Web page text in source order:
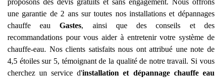
proposons des devis gratuits et sans engagement. Nous offrons
une garantie de 2 ans sur toutes nos installations et dépannages
chauffe eauGastes, ainsi que des conseils et des
recommandations pour vous aider à entretenir votre système de
chauffe-eau. Nos clients satisfaits nous ont attribué une note de
4,5 étoiles sur 5, témoignant de la qualité de notre travail. Si vous
cherchez un service d'installation et dépannage chauffe eau